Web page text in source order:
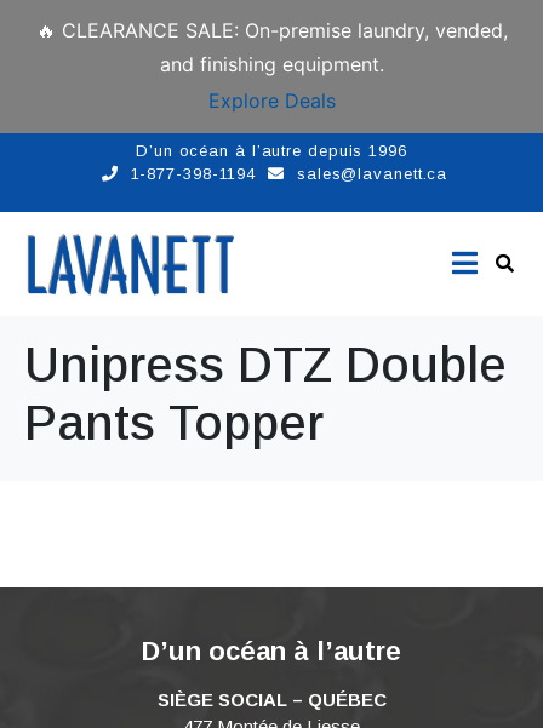
🔥 CLEARANCE SALE: On-premise laundry, vended,
and finishing equipment.
Explore Deals
D’un océan à l’autre depuis 1996
1-877-398-1194
sales@lavanett.ca
Unipress DTZ Double
Pants Topper
D’un océan à l’autre
SIÈGE SOCIAL – QUÉBEC